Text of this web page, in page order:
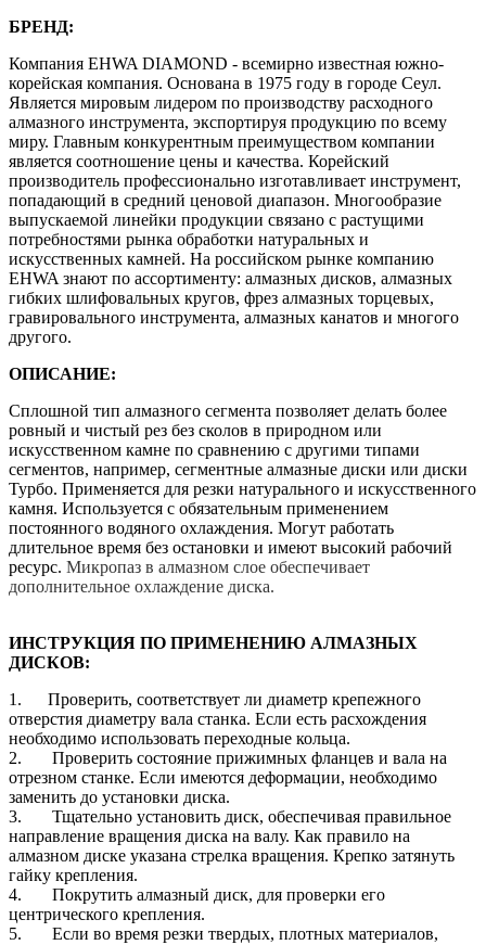
БРЕНД:
Компания EHWA DIAMOND - всемирно известная южно-
корейская компания. Основана в 1975 году в городе Сеул.
Является мировым лидером по производству расходного
алмазного инструмента, экспортируя продукцию по всему
миру. Главным конкурентным преимуществом компании
является соотношение цены и качества. Корейский
производитель профессионально изготавливает инструмент,
попадающий в средний ценовой диапазон. Многообразие
выпускаемой линейки продукции связано с растущими
потребностями рынка обработки натуральных и
искусственных камней. На российском рынке компанию
EHWA знают по ассортименту: алмазных дисков, алмазных
гибких шлифовальных кругов, фрез алмазных торцевых,
гравировального инструмента, алмазных канатов и многого
другого.
ОПИСАНИЕ:
Сплошной тип алмазного сегмента позволяет делать более
ровный и чистый рез без сколов в природном или
искусственном камне по сравнению с другими типами
сегментов, например, сегментные алмазные диски или диски
Турбо. Применяется для резки натурального и искусственного
камня. Используется с обязательным применением
постоянного водяного охлаждения. Могут работать
длительное время без остановки и имеют высокий рабочий
ресурс. Микропаз в алмазном слое обеспечивает
дополнительное охлаждение диска.
ИНСТРУКЦИЯ ПО ПРИМЕНЕНИЮ АЛМАЗНЫХ
ДИСКОВ:
1. Проверить, соответствует ли диаметр крепежного
отверстия диаметру вала станка. Если есть расхождения
необходимо использовать переходные кольца.
2. Проверить состояние прижимных фланцев и вала на
отрезном станке. Если имеются деформации, необходимо
заменить до установки диска.
3. Тщательно установить диск, обеспечивая правильное
направление вращения диска на валу. Как правило на
алмазном диске указана стрелка вращения. Крепко затянуть
гайку крепления.
4. Покрутить алмазный диск, для проверки его
центрического крепления.
5. Если во время резки твердых, плотных материалов,